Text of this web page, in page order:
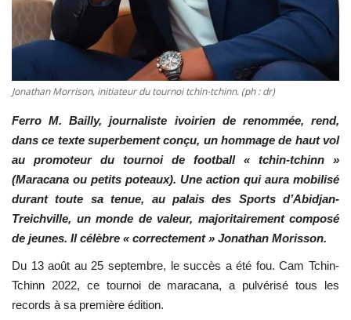
Jonathan Morrison, initiateur du tournoi tchin-tchinn. (ph : dr)
Ferro M. Bailly, journaliste ivoirien de renommée, rend,
dans ce texte superbement conçu, un hommage de haut vol
au promoteur du tournoi de football « tchin-tchinn »
(Maracana ou petits poteaux). Une action qui aura mobilisé
durant toute sa tenue, au palais des Sports d’Abidjan-
Treichville, un monde de valeur, majoritairement composé
de jeunes. Il célèbre « correctement » Jonathan Morisson.
Du 13 août au 25 septembre, le succès a été fou. Cam Tchin-
Tchinn 2022, ce tournoi de maracana, a pulvérisé tous les
records à sa première édition.